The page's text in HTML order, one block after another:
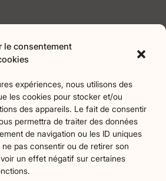
le consentement
expériences, nous utilisons des
les cookies pour stocker et/ou
des appareils. Le fait de consentir
permettra de traiter des données
de navigation ou les ID uniques
pas consentir ou de retirer son
un effet négatif sur certaines
256 Associations 22
7 Collectivités territoriales79
Économie et emploi 61
373 Histoire et patrimoine174
1 Nature et écologie75 Santé